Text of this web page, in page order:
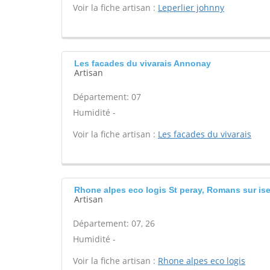
Voir la fiche artisan : Leperlier johnny
Les facades du vivarais Annonay
Artisan
Département: 07
Humidité -
Voir la fiche artisan : Les facades du vivarais
Rhone alpes eco logis St peray, Romans sur
Artisan
Département: 07, 26
Humidité -
Voir la fiche artisan : Rhone alpes eco logis